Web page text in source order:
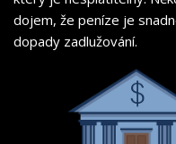
dojem, že peníze je
dopady zadlužování.